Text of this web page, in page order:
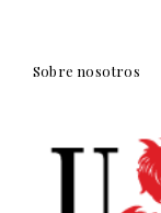
Sobre nosotros